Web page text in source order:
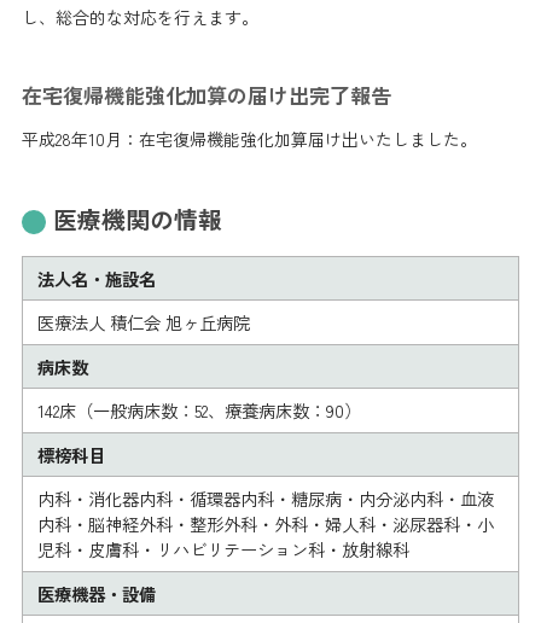
し、総合的な対応を行えます。
在宅復帰機能強化加算の届け出完了報告
平成28年10月：在宅復帰機能強化加算届け出いたしました。
医療機関の情報
法人名・施設名
医療法人 積仁会 旭ヶ丘病院
病床数
142床（一般病床数：52、療養病床数：90）
標榜科目
内科・消化器内科・循環器内科・糖尿病・内分泌内科・血液
内科・脳神経外科・整形外科・外科・婦人科・泌尿器科・小
児科・皮膚科・リハビリテーション科・放射線科
医療機器・設備